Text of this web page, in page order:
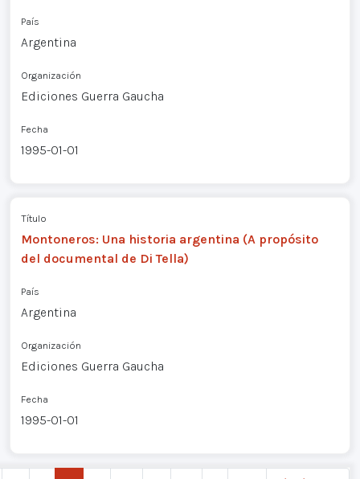
País
Argentina
Organización
Ediciones Guerra Gaucha
Fecha
1995-01-01
Título
Montoneros: Una historia argentina (A propósito
del documental de Di Tella)
País
Argentina
Organización
Ediciones Guerra Gaucha
Fecha
1995-01-01